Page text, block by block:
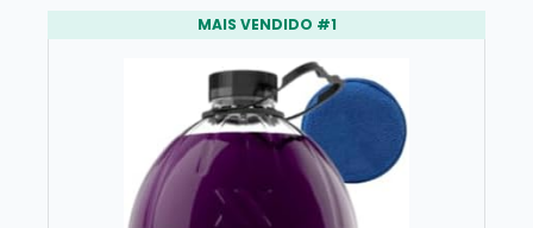
MAIS VENDIDO #1